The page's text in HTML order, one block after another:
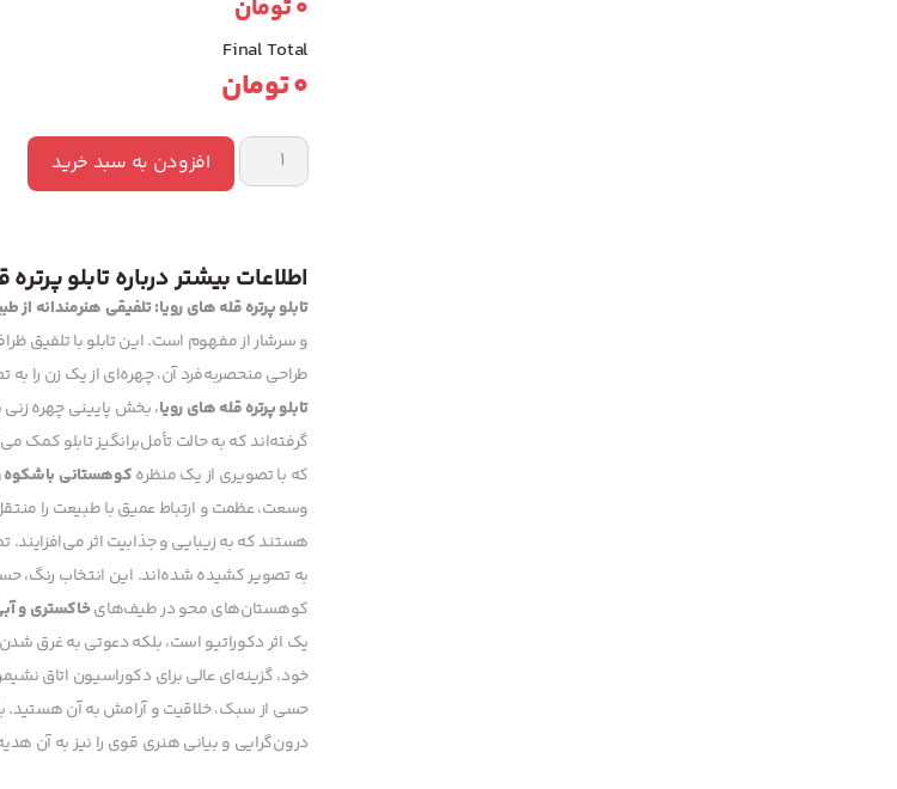
0تومان
Final Total
0تومان
افزودن به سبد خرید
اطلاعات بیشتر درباره تابلو
تابلو پرتره قله های رویا: تلفیقی هنرمندانه
و سرشار از مفهوم است. این تابلو با تلفیق
طراحی منحصربه‌فرد آن، چهره‌ای از یک زن
تابلو پرتره قله های رویا، بخش پایینی چهره
گرفته‌اند که به حالت تأمل‌برانگیز تابلو کمک
که با تصویری از یک منظرهکوهستانی باشکوه
وسعت، عظمت و ارتباط عمیق با طبیعت را
هستند که به زیبایی و جذابیت اثر
به تصویر کشیده شده‌اند. این انتخاب رنگ،
کوهستان‌های محو در طیف‌هایخاکستری و
یک اثر دکوراتیو است، بلکه دعوتی به غرق
خود، گزینه‌ای عالی برای دکوراسیون اتاق
حسی از سبک، خلاقیت و آرامش به آن هستید.
درون‌گرایی و بیانی هنری قوی را نیز به آن